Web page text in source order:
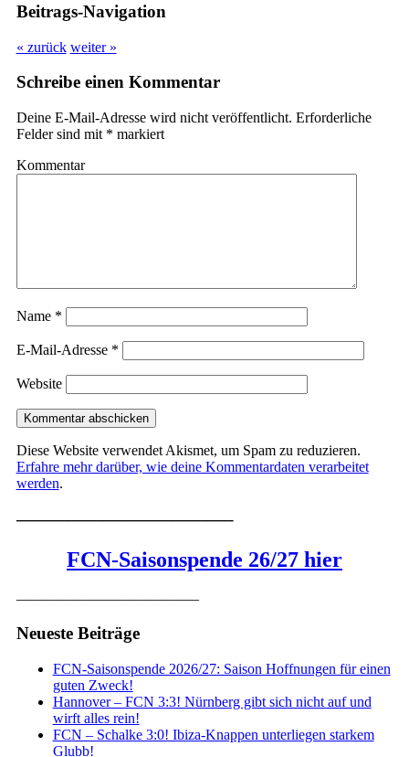
Beitrags-Navigation
« zurück weiter »
Schreibe einen Kommentar
Deine E-Mail-Adresse wird nicht veröffentlicht. Erforderliche
Felder sind mit * markiert
Kommentar
Name *
E-Mail-Adresse *
Website
Diese Website verwendet Akismet, um Spam zu reduzieren.
Erfahre mehr darüber, wie deine Kommentardaten verarbeitet
werden.
————————————–
FCN-Saisonspende 26/27 hier
————————————–
Neueste Beiträge
FCN-Saisonspende 2026/27: Saison Hoffnungen für einen
guten Zweck!
Hannover – FCN 3:3! Nürnberg gibt sich nicht auf und
wirft alles rein!
FCN – Schalke 3:0! Ibiza-Knappen unterliegen starkem
Glubb!